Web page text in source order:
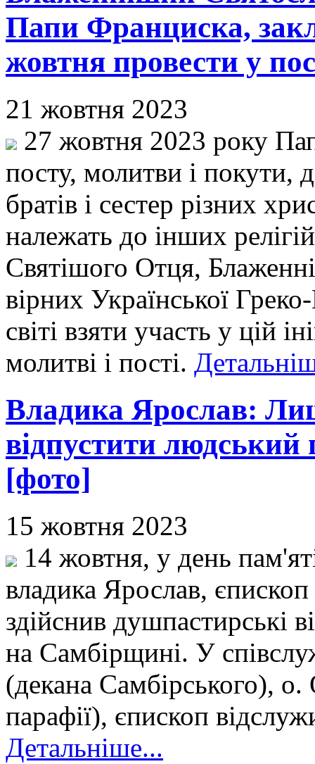
Папи Франциска,
жовтня провести у
21 жовтня 2023
27 жовтня 2023 року
посту, молитви і покути,
братів і сестер різних
належать до інших
Святішого Отця,
вірних Української
світі взяти участь у цій
молитві і пості.
Владика Ярослав:
відпустити людський
[фото]
15 жовтня 2023
14 жовтня, у день
владика Ярослав,
здійснив душпастирські
на Самбірщині. У
(декана Самбірського), о.
парафії), єпископ
Детальніше...